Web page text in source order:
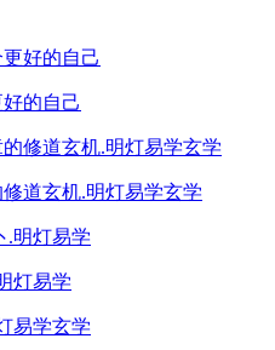
的自己
道玄机.明灯易学玄学
灯易学